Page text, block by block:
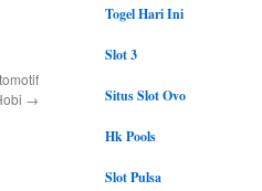
→
Togel Hari Ini
Slot 3
Situs Slot Ovo
Hk Pools
Slot Pulsa